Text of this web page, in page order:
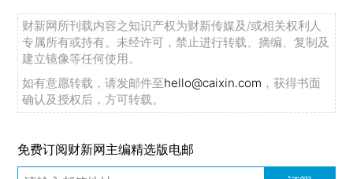
财新网所刊载内容之知识产权为财新传媒及/或相关权利人
专属所有或持有。未经许可，禁止进行转载、摘编、复制及
建立镜像等任何使用。
如有意愿转载，请发邮件至hello@caixin.com ，获得书面
确认及授权后，方可转载。
免费订阅财新网主编精选版电邮